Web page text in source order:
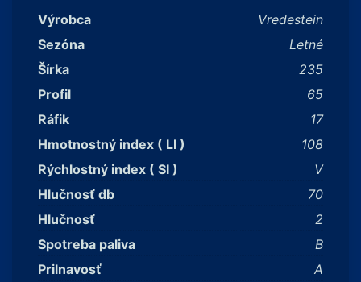
Výrobca
Vredestein
Sezóna
Letné
Šírka
235
Profil
65
Ráfik
17
Hmotnostný index ( LI )
108
Rýchlostný index ( SI )
V
Hlučnosť db
70
Hlučnosť
2
Spotreba paliva
B
Prilnavosť
A